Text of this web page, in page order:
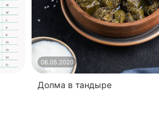
06.05.2020
​Долма в тандыре